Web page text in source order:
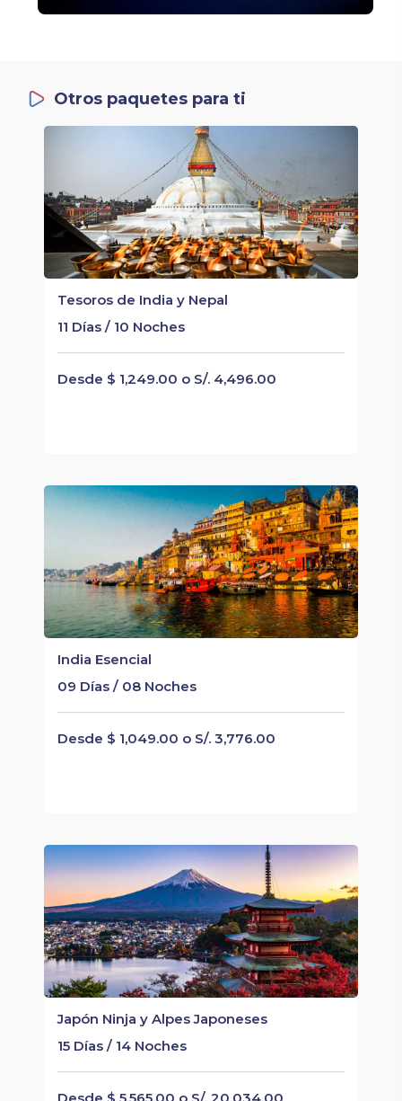
Otros paquetes para ti
Tesoros de India y Nepal
11 Días / 10 Noches
Desde $ 1,249.00 o S/. 4,496.00
India Esencial
09 Días / 08 Noches
Desde $ 1,049.00 o S/. 3,776.00
Japón Ninja y Alpes Japoneses
15 Días / 14 Noches